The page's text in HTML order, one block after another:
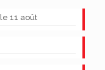
11 août